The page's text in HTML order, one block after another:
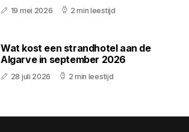
19 mei 2026 2 min leestijd
Wat kost een strandhotel aan de
Algarve in september 2026
28 juli 2026 2 min leestijd